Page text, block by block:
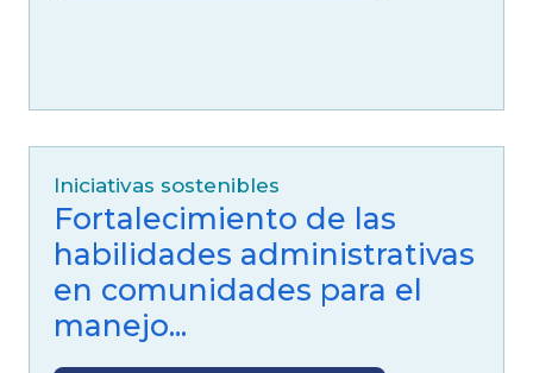
Iniciativas sostenibles
Fortalecimiento de las
habilidades administrativas
en comunidades para el
manejo...